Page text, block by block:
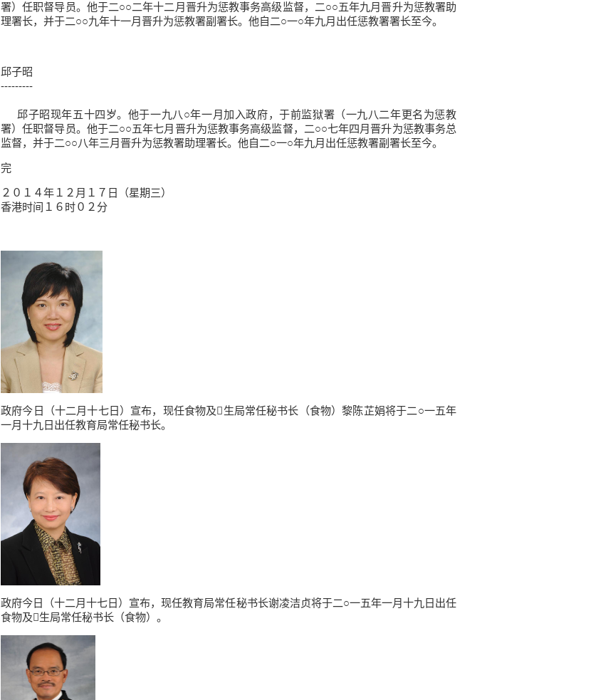
署）任职督导员。他于二○○二年十二月晋升为惩教事务高级监督，二○○五年九月晋升为惩教署助
理署长，并于二○○九年十一月晋升为惩教署副署长。他自二○一○年九月出任惩教署署长至今。
邱子昭
---------
邱子昭现年五十四岁。他于一九八○年一月加入政府，于前监狱署（一九八二年更名为惩教
署）任职督导员。他于二○○五年七月晋升为惩教事务高级监督，二○○七年四月晋升为惩教事务总
监督，并于二○○八年三月晋升为惩教署助理署长。他自二○一○年九月出任惩教署副署长至今。
完
２０１４年１２月１７日（星期三）
香港时间１６时０２分
政府今日（十二月十七日）宣布，现任食物及生局常任秘书长（食物）黎陈芷娟将于二○一五年
一月十九日出任教育局常任秘书长。
政府今日（十二月十七日）宣布，现任教育局常任秘书长谢凌洁贞将于二○一五年一月十九日出任
食物及生局常任秘书长（食物）。